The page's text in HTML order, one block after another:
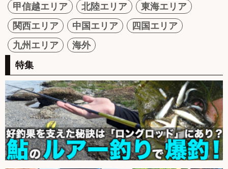
甲信越エリア
北陸エリア
東海エリア
関西エリア
中国エリア
四国エリア
九州エリア
海外
特集